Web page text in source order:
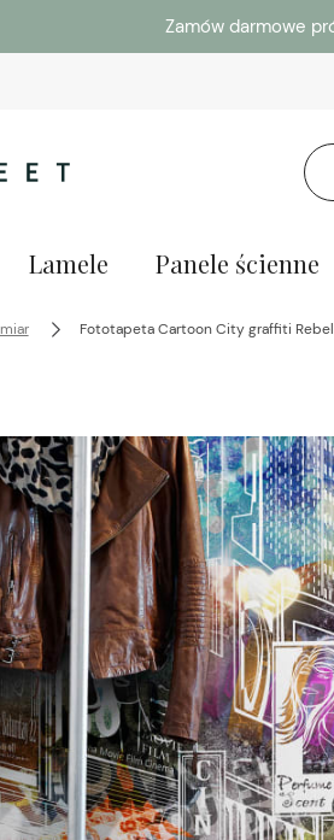
Zamów darmowe
Lamele Panele ścienne
Fototapeta Cartoon City graffiti Rebel